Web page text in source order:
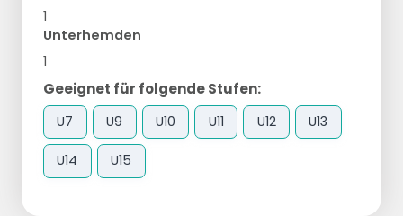
1
Unterhemden
1
Geeignet für folgende Stufen:
U7 U9 U10 U11 U12 U13
U14 U15